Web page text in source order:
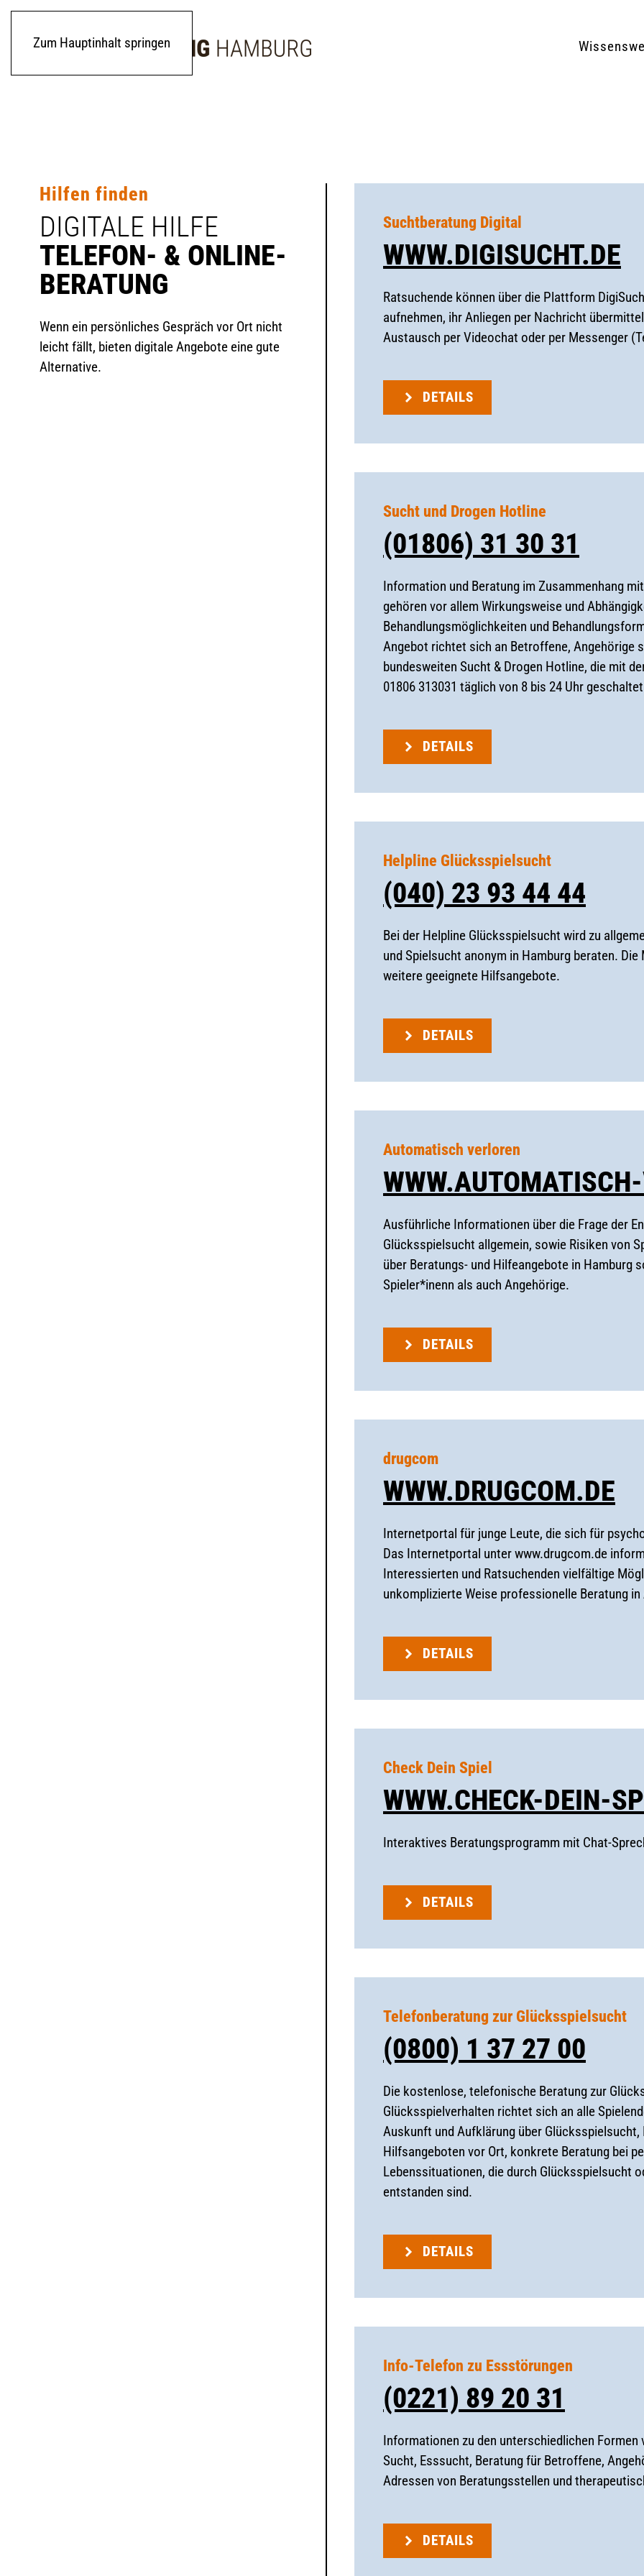
Zum Hauptinhalt springen
Hilfen finden
DIGITALE HILFE
TELEFON- & ONLINE-
BERATUNG
Wenn ein persönliches Gespräch vor Ort nicht
leicht fällt, bieten digitale Angebote eine gute
Alternative.
Suchtberatung Digital
WWW.DIGISUCHT.DE
Ratsuchende können über die Plattform
aufnehmen, ihr Anliegen per Nachricht
Austausch per Videochat oder per Messenger
DETAILS
Sucht und Drogen Hotline
(01806) 31 30 31
Information und Beratung im Zusammenhang
gehören vor allem Wirkungsweise und
Behandlungsmöglichkeiten und
Angebot richtet sich an Betroffene, Angehörige
bundesweiten Sucht & Drogen Hotline, die mit
01806 313031 täglich von 8 bis 24 Uhr
DETAILS
Helpline Glücksspielsucht
(040) 23 93 44 44
Bei der Helpline Glücksspielsucht wird zu
und Spielsucht anonym in Hamburg beraten.
weitere geeignete Hilfsangebote.
DETAILS
Automatisch verloren
Ausführliche Informationen über die Frage der
Glücksspielsucht allgemein, sowie Risiken von
über Beratungs- und Hilfeangebote in
Spieler*inenn als auch Angehörige.
DETAILS
drugcom
WWW.DRUGCOM.DE
Internetportal für junge Leute, die sich für
Das Internetportal unter www.drugcom.de
Interessierten und Ratsuchenden vielfältige
unkomplizierte Weise professionelle Beratung in
DETAILS
Check Dein Spiel
WWW.CHECK-DEIN-
Interaktives Beratungsprogramm mit Chat-
DETAILS
Telefonberatung zur Glücksspielsucht
(0800) 1 37 27 00
Die kostenlose, telefonische Beratung zur
Glücksspielverhalten richtet sich an alle
Auskunft und Aufklärung über
Hilfsangeboten vor Ort, konkrete Beratung bei
Lebenssituationen, die durch Glücksspielsucht
entstanden sind.
DETAILS
Info-Telefon zu Essstörungen
(0221) 89 20 31
Informationen zu den unterschiedlichen
Sucht, Esssucht, Beratung für Betroffene,
Adressen von Beratungsstellen und
DETAILS